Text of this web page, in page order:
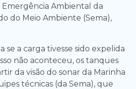
Ambiental da
do Meio Ambiente (Sema),
se a carga tivesse sido expelida
não aconteceu, os tanques
da visão do sonar da Marinha
técnicas (da Sema), que